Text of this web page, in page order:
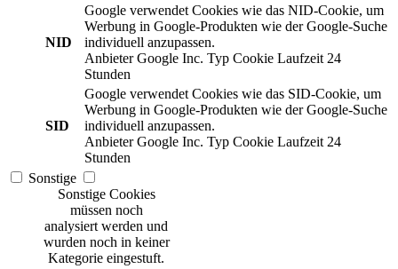
NID
Google verwendet Cookies wie das NID-Cookie, um
Werbung in Google-Produkten wie der Google-Suche
individuell anzupassen.
Anbieter Google Inc. Typ Cookie Laufzeit 24
Stunden
SID
Google verwendet Cookies wie das SID-Cookie, um
Werbung in Google-Produkten wie der Google-Suche
individuell anzupassen.
Anbieter Google Inc. Typ Cookie Laufzeit 24
Stunden
Sonstige
Sonstige Cookies
müssen noch
analysiert werden und
wurden noch in keiner
Kategorie eingestuft.